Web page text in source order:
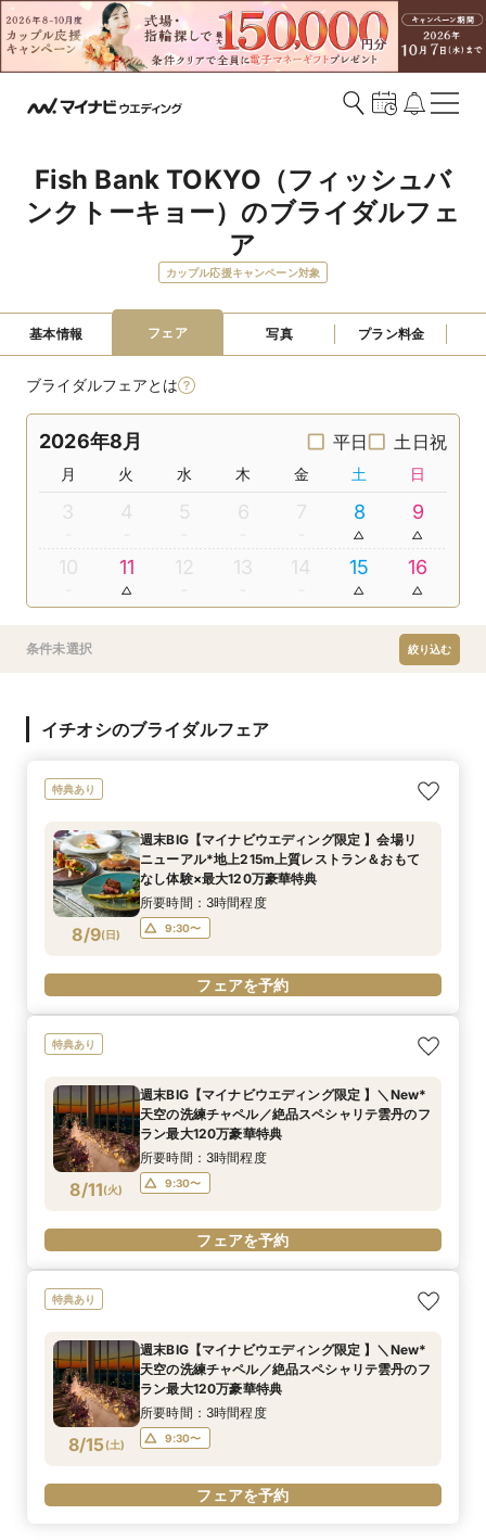
Fish Bank TOKYO（フィッシュバ
ンクトーキョー）のブライダルフェ
ア
カップル応援キャンペーン対象
基本情報 フェア 写真 プラン料金
ブライダルフェアとは
2026年8月 平日 土日祝
月 火 水 木 金 土 日
3 4 5 6 7 8 9
10 11 12 13 14 15 16
条件未選択 絞り込む
イチオシのブライダルフェア
特典あり
8/9(日)
週末BIG【マイナビウエディング限定 】会場リ
ニューアル*地上215m上質レストラン＆おもて
なし体験×最大120万豪華特典
所要時間：3時間程度
9:30〜
フェアを予約
特典あり
8/11(火)
週末BIG【マイナビウエディング限定 】＼New*
天空の洗練チャペル／絶品スペシャリテ雲丹のフ
ラン最大120万豪華特典
所要時間：3時間程度
9:30〜
フェアを予約
特典あり
8/15(土)
週末BIG【マイナビウエディング限定 】＼New*
天空の洗練チャペル／絶品スペシャリテ雲丹のフ
ラン最大120万豪華特典
所要時間：3時間程度
9:30〜
フェアを予約